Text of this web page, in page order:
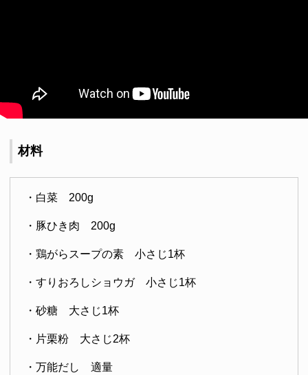
材料
・白菜 200g
・豚ひき肉 200g
・鶏がらスープの素 小さじ1杯
・すりおろしショウガ 小さじ1杯
・砂糖 大さじ1杯
・片栗粉 大さじ2杯
・万能だし 適量